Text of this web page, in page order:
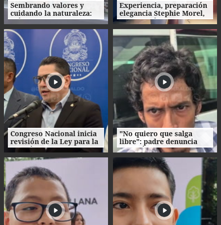
Sembrando valores y
cuidando la naturaleza:
así fue la clausura de las
Escuelas Amigables con el
Ambiente
Experiencia, preparación
elegancia Stephie Morel,
Miss Cortés va por la
corona de Miss Honduras
2026
Congreso Nacional inicia
revisión de la Ley para la
Gestión Integral de
Residuos en Honduras
"No quiero que salga
libre": padre denuncia
agresión de su propio
hijo en La Ceiba